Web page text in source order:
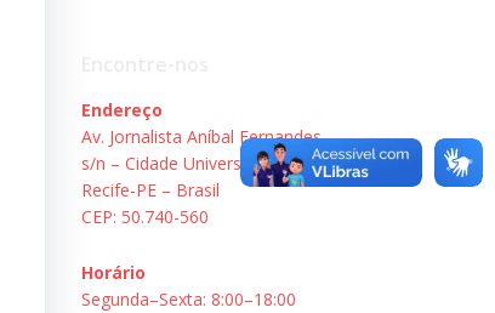
Endereço
Av. Jornalista Aníbal Fernandes,
s/n – Cidade Universitária.
Recife-PE – Brasil
CEP: 50.740-560
Horário
Segunda–Sexta: 8:00–18:00